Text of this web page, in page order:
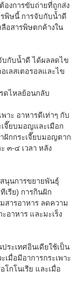
องการขับถ่ายที่ถูกส่ง
พิษนี้ การจับกับน้ำดี
ลือสารพิษตกค้างใน
บกับน้ำดี ได้ผลลดไข
เลสเตอรอลและไข
ดไหลย้อนกลับ
าะ อาหารดีเท่าๆ กับ
เจี๊ยบมอญและเมือก
ฝักกระเจี๊ยบมอญตาก
๓-๔ เวลา หลัง
นุนการขยายพันธุ์
รีย) การกินฝัก
สารอาหาร ลดความ
ะอาหาร และมะเร็ง
ระเทศอินเดียใช้เป็น
มื่อมีอาการกระเพาะ
โกโนเรีย และเมื่อ